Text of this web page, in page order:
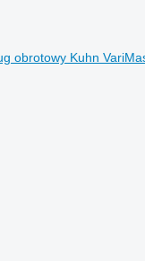
obrotowy Kuhn